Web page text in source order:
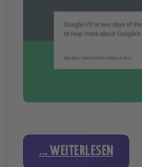
... WEITERLESEN